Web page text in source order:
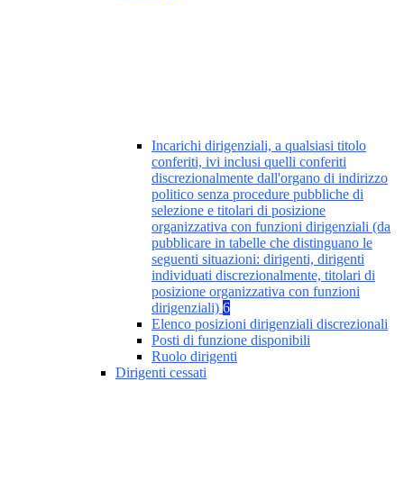
Incarichi dirigenziali, a qualsiasi titolo
conferiti, ivi inclusi quelli conferiti
discrezionalmente dall'organo di indirizzo
politico senza procedure pubbliche di
selezione e titolari di posizione
organizzativa con funzioni dirigenziali (da
pubblicare in tabelle che distinguano le
seguenti situazioni: dirigenti, dirigenti
individuati discrezionalmente, titolari di
posizione organizzativa con funzioni
dirigenziali) 6
Elenco posizioni dirigenziali discrezionali
Posti di funzione disponibili
Ruolo dirigenti
Dirigenti cessati